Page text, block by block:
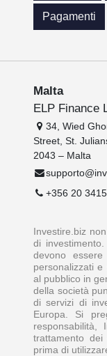
Pagamenti
Malta
ELP Finance
34, Wied
Street, St.
2043 – Malta
+356 20
Investire.biz
di
devono
personalizzati
al pubblico in
della società
di servizi di
Europa. Si
responsabilità,
trattamento
prima di